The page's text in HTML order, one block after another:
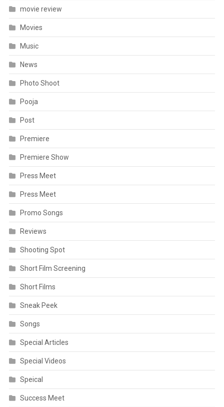
movie review
Movies
Music
News
Photo Shoot
Pooja
Post
Premiere
Premiere Show
Press Meet
Press Meet
Promo Songs
Reviews
Shooting Spot
Short Film Screening
Short Films
Sneak Peek
Songs
Special Articles
Special Videos
Speical
Success Meet